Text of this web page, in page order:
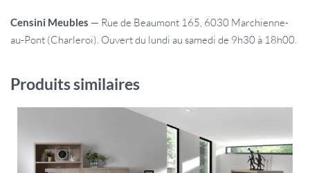
Censini Meubles — Rue de Beaumont 165, 6030 Marchienne-
au-Pont (Charleroi). Ouvert du lundi au samedi de 9h30 à 18h00.
Produits similaires